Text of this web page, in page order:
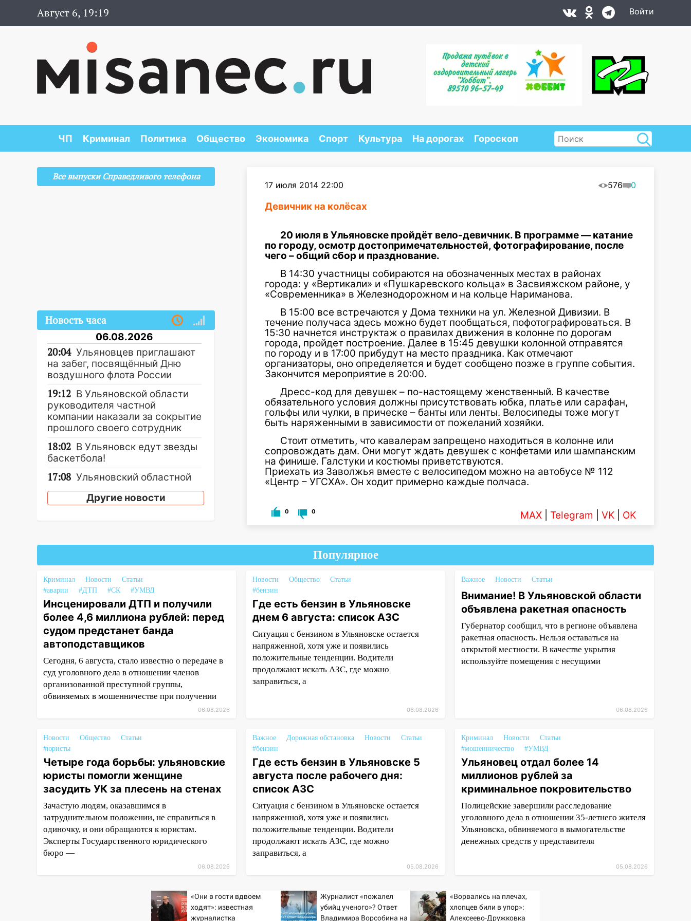
Август 6, 19:19 Войти
ЧП Криминал Политика Общество Экономика Спорт Культура На дорогах Гороскоп
17 июля 2014 22:00 576 0
Девичник на колёсах
20 июля в Ульяновске пройдёт вело-девичник. В программе — катание
по городу, осмотр достопримечательностей, фотографирование, после
чего – общий сбор и празднование.
В 14:30 участницы собираются на обозначенных местах в районах
города: у «Вертикали» и «Пушкаревского кольца» в Засвияжском районе, у
«Современника» в Железнодорожном и на кольце Нариманова.
В 15:00 все встречаются у Дома техники на ул. Железной Дивизии. В
течение получаса здесь можно будет пообщаться, пофотографироваться. В
15:30 начнется инструктаж о правилах движения в колонне по дорогам
города, пройдет построение. Далее в 15:45 девушки колонной отправятся
по городу и в 17:00 прибудут на место праздника. Как отмечают
организаторы, оно определяется и будет сообщено позже в группе события.
Закончится мероприятие в 20:00.
Дресс-код для девушек – по-настоящему женственный. В качестве
обязательного условия должны присутствовать юбка, платье или сарафан,
гольфы или чулки, в прическе – банты или ленты. Велосипеды тоже могут
быть наряженными в зависимости от пожеланий хозяйки.
Стоит отметить, что кавалерам запрещено находиться в колонне или
сопровождать дам. Они могут ждать девушек с конфетами или шампанским
на финише. Галстуки и костюмы приветствуются.
Приехать из Заволжья вместе с велосипедом можно на автобусе № 112
«Центр – УГСХА». Он ходит примерно каждые полчаса.
0 0 MAX Telegram VK OK
Все выпуски Справедливого телефона
Новость часа
06.08.2026
20:04 Ульяновцев приглашают
на забег, посвящённый Дню
воздушного флота России
19:12 В Ульяновской области
руководителя частной
компании наказали за сокрытие
прошлого своего сотрудник
18:02 В Ульяновск едут звезды
баскетбола!
17:08 Ульяновский областной
суд оставил в силе приговор
руководству
16:09
успешно выступили на
Чемпионате России
16:02
В Ульяновской области
убрали более 28% площадей
зерновых и зернобобовых
культур
15:51 Бросила кирпич в жену
брата: в Ульяновской области
завели дело на агрессивную
женщину
15:47 На улице Радищева
сбили курьера: крупная авария
15:15
Проводил до квартиры и
ограбил: новый кавалер
женщины оказался
рецидивистом
14:26 В Ульяновске ограничат
движение по улице Ефремова
14:23 67% ульяновцев готовы
передумать увольняться, если
им повысят зарплату
Другие новости
Популярное
Криминал Новости
Статьи
#аварии
#ДТП #СК #УМВД
Инсценировали ДТП и получили
более 4,6 миллиона рублей: перед
судом предстанет банда
автоподставщиков
Сегодня, 6 августа, стало известно о передаче в
суд уголовного дела в отношении членов
организованной преступной группы,
обвиняемых в мошенничестве при получении
06.08.2026
Новости Общество
Статьи
#бензин
Где есть бензин в Ульяновске
днем 6 августа: список АЗС
Ситуация с бензином в Ульяновске остается
напряженной, хотя уже и появились
положительные тенденции. Водители
продолжают искать АЗС, где можно
заправиться, а
06.08.2026
Важное Новости Статьи
Внимание! В Ульяновской области
объявлена ракетная опасность
Губернатор сообщил, что в регионе объявлена
ракетная опасность. Нельзя оставаться на
открытой местности. В качестве укрытия
используйте помещения с несущими
06.08.2026
Новости Общество
Статьи
#юристы
Четыре года борьбы: ульяновские
юристы помогли женщине
засудить УК за плесень на стенах
Зачастую людям, оказавшимся в
затруднительном положении, не справиться в
одиночку, и они обращаются к юристам.
Эксперты Государственного юридического
бюро —
06.08.2026
Важное Дорожная обстановка Новости
Статьи
#бензин
Где есть бензин в Ульяновске 5
августа после рабочего дня:
список АЗС
Ситуация с бензином в Ульяновске остается
напряженной, хотя уже и появились
положительные тенденции. Водители
продолжают искать АЗС, где можно
заправиться, а
05.08.2026
Криминал Новости
Статьи
#мошенничество
#УМВД
Ульяновец отдал более 14
миллионов рублей за
криминальное покровительство
Полицейские завершили расследование
уголовного дела в отношении 35-летнего жителя
Ульяновска, обвиняемого в вымогательстве
денежных средств у представителя
05.08.2026
«Они в гости вдвоем
ходят»: известная
журналистка
Журналист «пожалел
убийц ученого»? Ответ
Владимира Ворсобина на
«Ворвались на плечах,
хлопцев били в упор»:
Алексеево-Дружковка